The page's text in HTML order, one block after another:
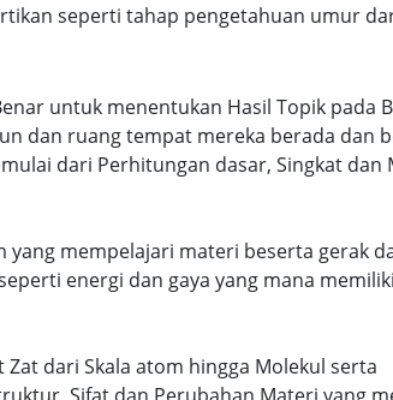
seperti tahap pengetahuan umur
untuk menentukan Hasil Topik pada
dan ruang tempat mereka berada dan
dari Perhitungan dasar, Singkat dan
yang mempelajari materi beserta gerak
energi dan gaya yang mana
dari Skala atom hingga Molekul serta